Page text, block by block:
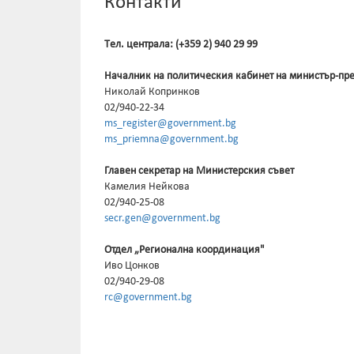
Tел. централа: (+359 2) 940 29 99
Началник на политическия кабинет на министър-
Николай Копринков
02/940-22-34
ms_register@government.bg
ms_priemna@government.bg
Главен секретар на Министерския съвет
Камелия Нейкова
02/940-25-08
secr.gen@government.bg
Отдел „Регионална координация"
Иво Цонков
02/940-29-08
rc@government.bg